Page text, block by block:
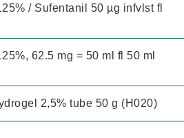
/ Sufentanil 50 µg infvlst fl
62.5 mg = 50 ml fl 50 ml
2,5% tube 50 g (H020)